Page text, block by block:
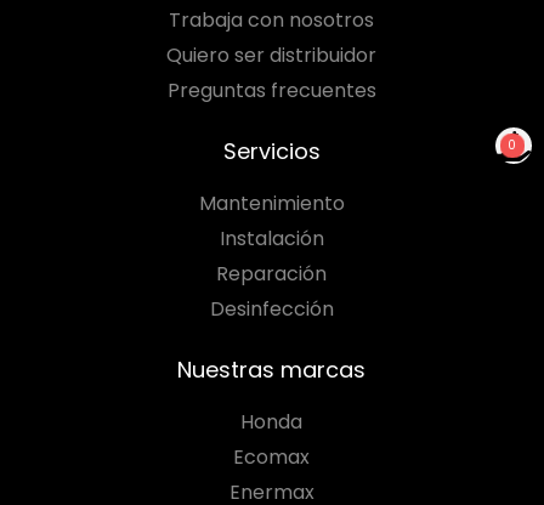
0
PARA COTIZAR
Trabaja con nosotros
Quiero ser distribuidor
Preguntas frecuentes
Servicios
Mantenimiento
Instalación
Reparación
Desinfección
Nuestras marcas
Honda
Ecomax
Enermax